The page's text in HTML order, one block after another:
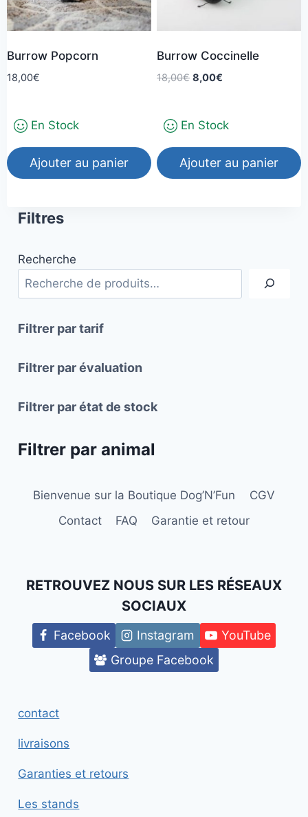
Burrow Popcorn
18,00€
En Stock
Ajouter au panier
Burrow Coccinelle
18,00€ Le
était :
8,00€
est :
En Stock
Ajouter au panier
Filtres
Recherche
Filtrer par tarif
Filtrer par évaluation
Filtrer par état de stock
Filtrer par animal
Bienvenue sur la Boutique Dog’N’Fun
CGV
Contact
FAQ Garantie et retour
RETROUVEZ NOUS SUR LES RÉSEAUX
SOCIAUX
Facebook Instagram
YouTube
Groupe Facebook
contact
livraisons
Garanties et retours
Les stands